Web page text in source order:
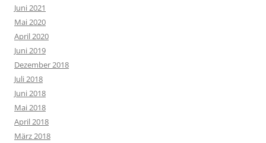
Juni 2021
Mai 2020
April 2020
Juni 2019
Dezember 2018
Juli 2018
Juni 2018
Mai 2018
April 2018
März 2018